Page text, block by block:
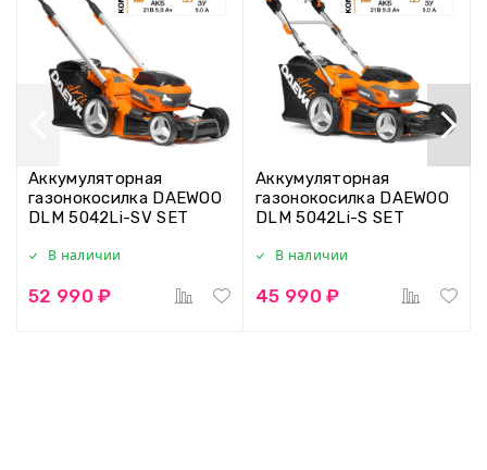
Аккумуляторная
газонокосилка DAEWOO
DLM 5042Li-SV SET
В наличии
52 990 ₽
Аккумуляторная
газонокосилка DAEWOO
DLM 5042Li-S SET
В наличии
45 990 ₽